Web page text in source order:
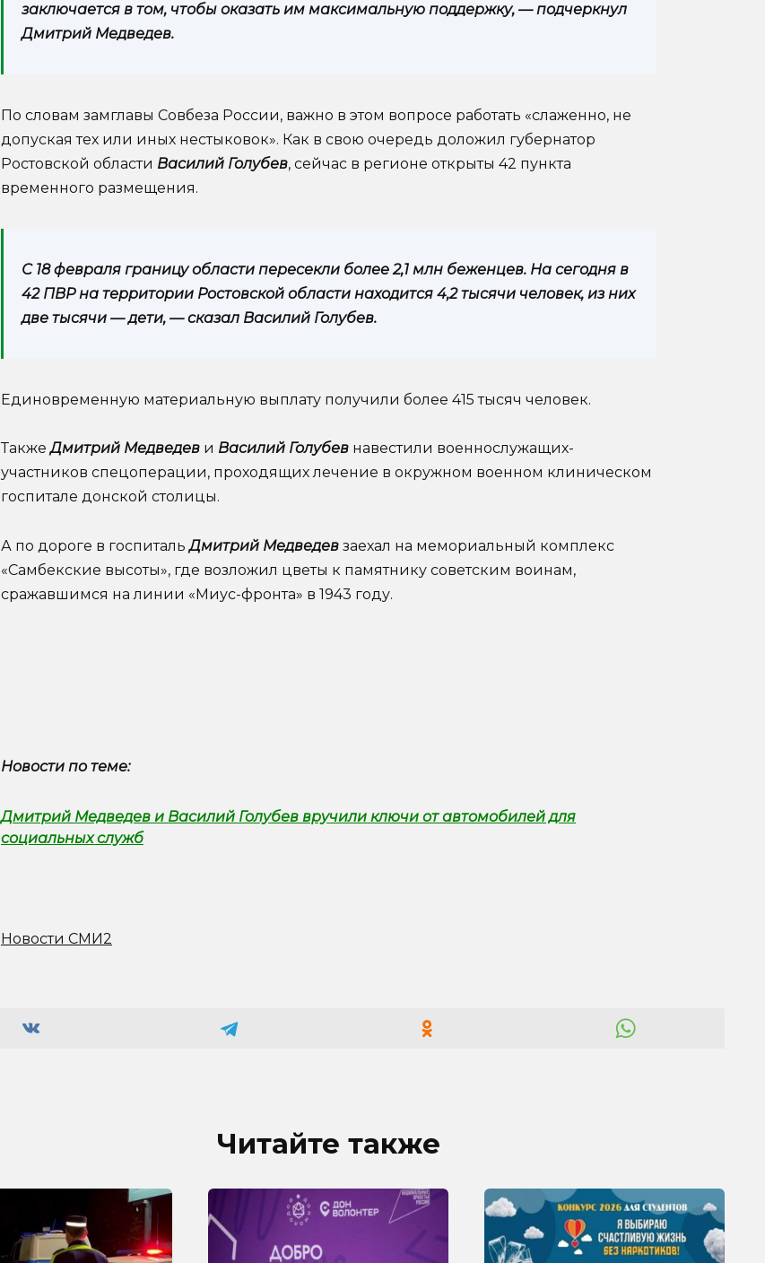
заключается в том, чтобы оказать им максимальную поддержку, — подчеркнул
Дмитрий Медведев.
По словам замглавы Совбеза России, важно в этом вопросе работать «слаженно, не
допуская тех или иных нестыковок». Как в свою очередь доложил губернатор
Ростовской области Василий Голубев, сейчас в регионе открыты 42 пункта
временного размещения.
С 18 февраля границу области пересекли более 2,1 млн беженцев. На сегодня в
42 ПВР на территории Ростовской области находится 4,2 тысячи человек, из них
две тысячи — дети, — сказал Василий Голубев.
Единовременную материальную выплату получили более 415 тысяч человек.
ТакжеДмитрий Медведев и Василий Голубев навестили военнослужащих-
участников спецоперации, проходящих лечение в окружном военном клиническом
госпитале донской столицы.
А по дороге в госпитальДмитрий Медведев заехал на мемориальный комплекс
«Самбекские высоты», где возложил цветы к памятнику советским воинам,
сражавшимся на линии «Миус-фронта» в 1943 году.
Новости по теме:
Дмитрий Медведев и Василий Голубев вручили ключи от автомобилей для
социальных служб
Новости СМИ2
Читайте также